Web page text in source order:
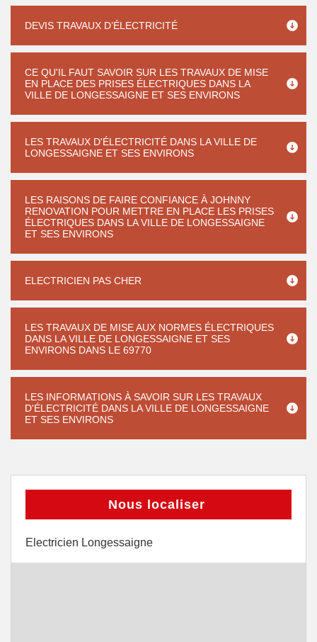
DEVIS TRAVAUX D’ÉLECTRICITÉ
CE QU'IL FAUT SAVOIR SUR LES TRAVAUX DE MISE
EN PLACE DES PRISES ÉLECTRIQUES DANS LA
VILLE DE LONGESSAIGNE ET SES ENVIRONS
LES TRAVAUX D'ÉLECTRICITÉ DANS LA VILLE DE
LONGESSAIGNE ET SES ENVIRONS
LES RAISONS DE FAIRE CONFIANCE À JOHNNY
RENOVATION POUR METTRE EN PLACE LES PRISES
ÉLECTRIQUES DANS LA VILLE DE LONGESSAIGNE
ET SES ENVIRONS
ELECTRICIEN PAS CHER
LES TRAVAUX DE MISE AUX NORMES ÉLECTRIQUES
DANS LA VILLE DE LONGESSAIGNE ET SES
ENVIRONS DANS LE 69770
LES INFORMATIONS À SAVOIR SUR LES TRAVAUX
D'ÉLECTRICITÉ DANS LA VILLE DE LONGESSAIGNE
ET SES ENVIRONS
Nous localiser
Electricien Longessaigne